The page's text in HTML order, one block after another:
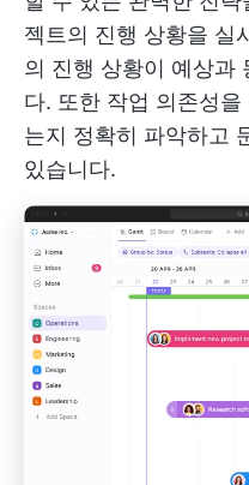
젝트의 진행 상황을 실
의 진행 상황이 예상과
다. 또한 작업 의존성
는지 정확히 파악하고
있습니다.